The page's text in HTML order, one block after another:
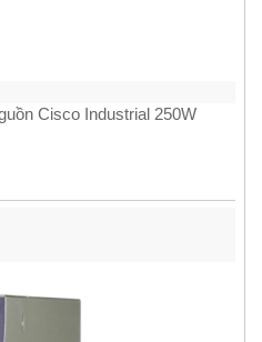
Cisco Industrial 250W